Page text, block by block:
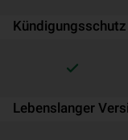
Kündigungsschutz
Lebenslanger